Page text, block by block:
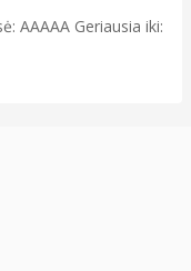
AAAAA Geriausia iki: